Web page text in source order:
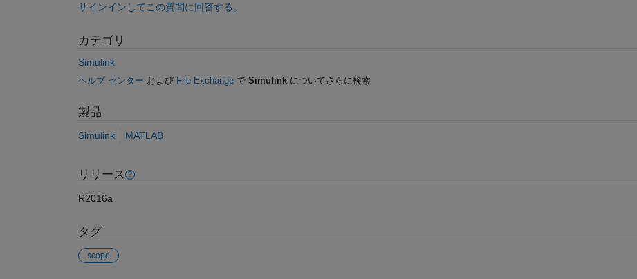
サインインしてこの質問に回答する。
カテゴリ
Simulink
ヘルプ センター および File Exchangeで Simulinkについてさらに検索
製品
Simulink MATLAB
リリース
R2016a
タグ
scope